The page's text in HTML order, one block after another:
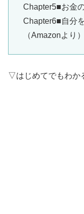
Chapter5■お金
Chapter6■自分
（Amazonより）
▽はじめてでもわか